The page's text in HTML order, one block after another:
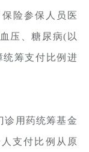
险参保人员医
压、糖尿病(以
统筹支付比例进
诊用药统筹基金
支付比例从原